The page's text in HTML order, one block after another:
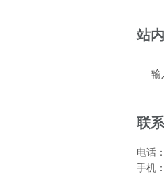
站
联
电话
手机